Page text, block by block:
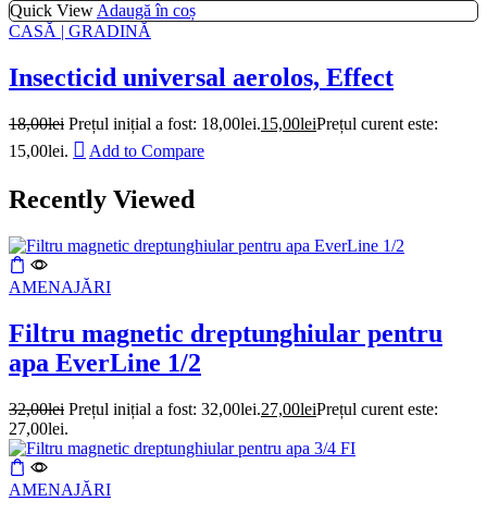
Quick View Adaugă în coș
CASĂ | GRADINĂ
Insecticid universal aerolos, Effect
18,00lei Prețul inițial a fost: 18,00lei.15,00leiPrețul curent este:
15,00lei.
Add to Compare
Recently Viewed
AMENAJĂRI
Filtru magnetic dreptunghiular pentru
apa EverLine 1/2
32,00lei Prețul inițial a fost: 32,00lei.27,00leiPrețul curent este:
27,00lei.
AMENAJĂRI